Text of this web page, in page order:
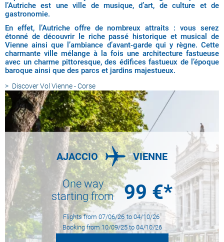
l’Autriche est une ville de musique, d’art, de culture et de
gastronomie.
En effet, l’Autriche offre de nombreux attraits : vous serez
étonné de découvrir le riche passé historique et musical de
Vienne ainsi que l’ambiance d’avant-garde qui y règne. Cette
charmante ville mélange à la fois une architecture fastueuse
avec un charme pittoresque, des édifices fastueux de l’époque
baroque ainsi que des parcs et jardins majestueux.
DiscoverVol Vienne - Corse
AJACCIO VIENNE
One way
starting from
99 €*
Flights from 07/06/26 to 04/10/26
Booking from 10/09/25to 04/10/26